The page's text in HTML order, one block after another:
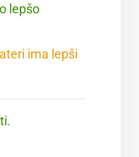
lepšo
ima lepši